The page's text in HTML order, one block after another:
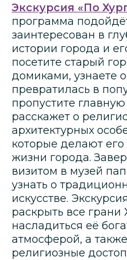
Экскурсия «По
программа
заинтересован в
истории города и
посетите старый
домиками, узнаете
превратилась в
пропустите
расскажет о
архитектурных
которые делают
жизни города.
визитом в музей
узнать о
искусстве.
раскрыть все грани
насладиться её
атмосферой, а
религиозные